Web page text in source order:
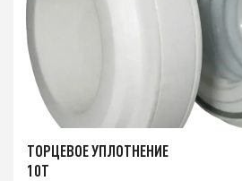
ТОРЦЕВОЕ УПЛОТНЕНИЕ
10T